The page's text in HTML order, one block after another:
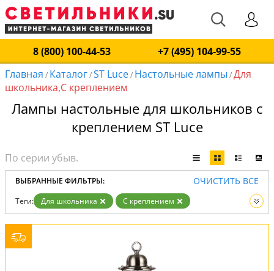
8 (800) 100-44-53
+7 (495) 104-99-55
Главная / Каталог/ST Luce/ Настольные лампы /Для
школьника,С креплением
Лампы настольные для школьников с
креплением ST Luce
ВЫБРАННЫЕ ФИЛЬТРЫ: ОЧИСТИТЬ ВСЕ
Теги: Для школьника
С креплением
Производитель:
ST Luce Вид: Настольные лампы